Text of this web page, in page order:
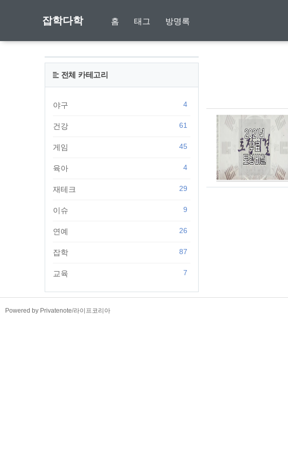
잡학다학 홈 태그 방명록
전체 카테고리
야구 4
건강 61
게임 45
육아 4
재테크 29
이슈 9
연예 26
잡학 87
교육 7
Powered by Privatenote/라이프코리아
TistoryWhaleSkin3.4